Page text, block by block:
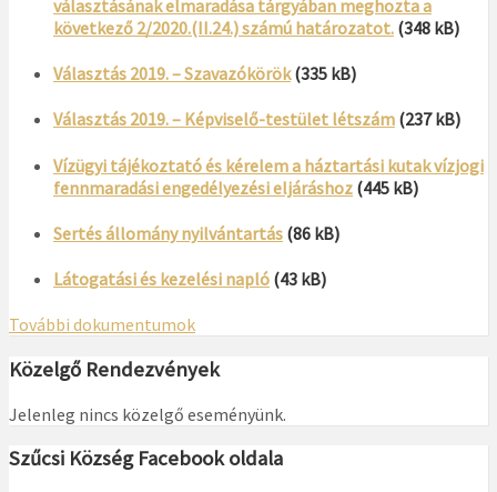
választásának elmaradása tárgyában meghozta a
következő 2/2020.(II.24.) számú határozatot. (348 kB)
Választás 2019. – Szavazókörök (335 kB)
Választás 2019. – Képviselő-testület létszám (237 kB)
Vízügyi tájékoztató és kérelem a háztartási kutak vízjogi
fennmaradási engedélyezési eljáráshoz (445 kB)
Sertés állomány nyilvántartás (86 kB)
Látogatási és kezelési napló (43 kB)
További dokumentumok
Közelgő Rendezvények
Jelenleg nincs közelgő eseményünk.
Szűcsi Község Facebook oldala